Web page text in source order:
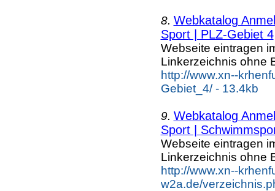
8. Webkatalog
Sport | PLZ-Gebiet 4
Webseite eintragen
Linkerzeichnis ohne
http://www.xn--
Gebiet_4/ - 13.4kb
9. Webkatalog
Sport |
Webseite eintragen
Linkerzeichnis ohne
http://www.xn--
w2a.de/